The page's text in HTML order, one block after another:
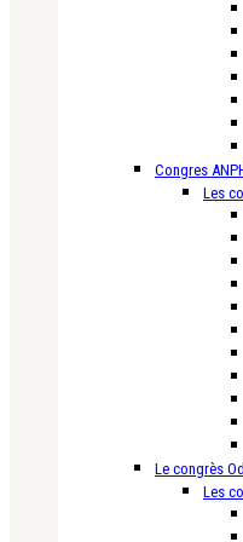
Congres
Les
Le congrès
Les